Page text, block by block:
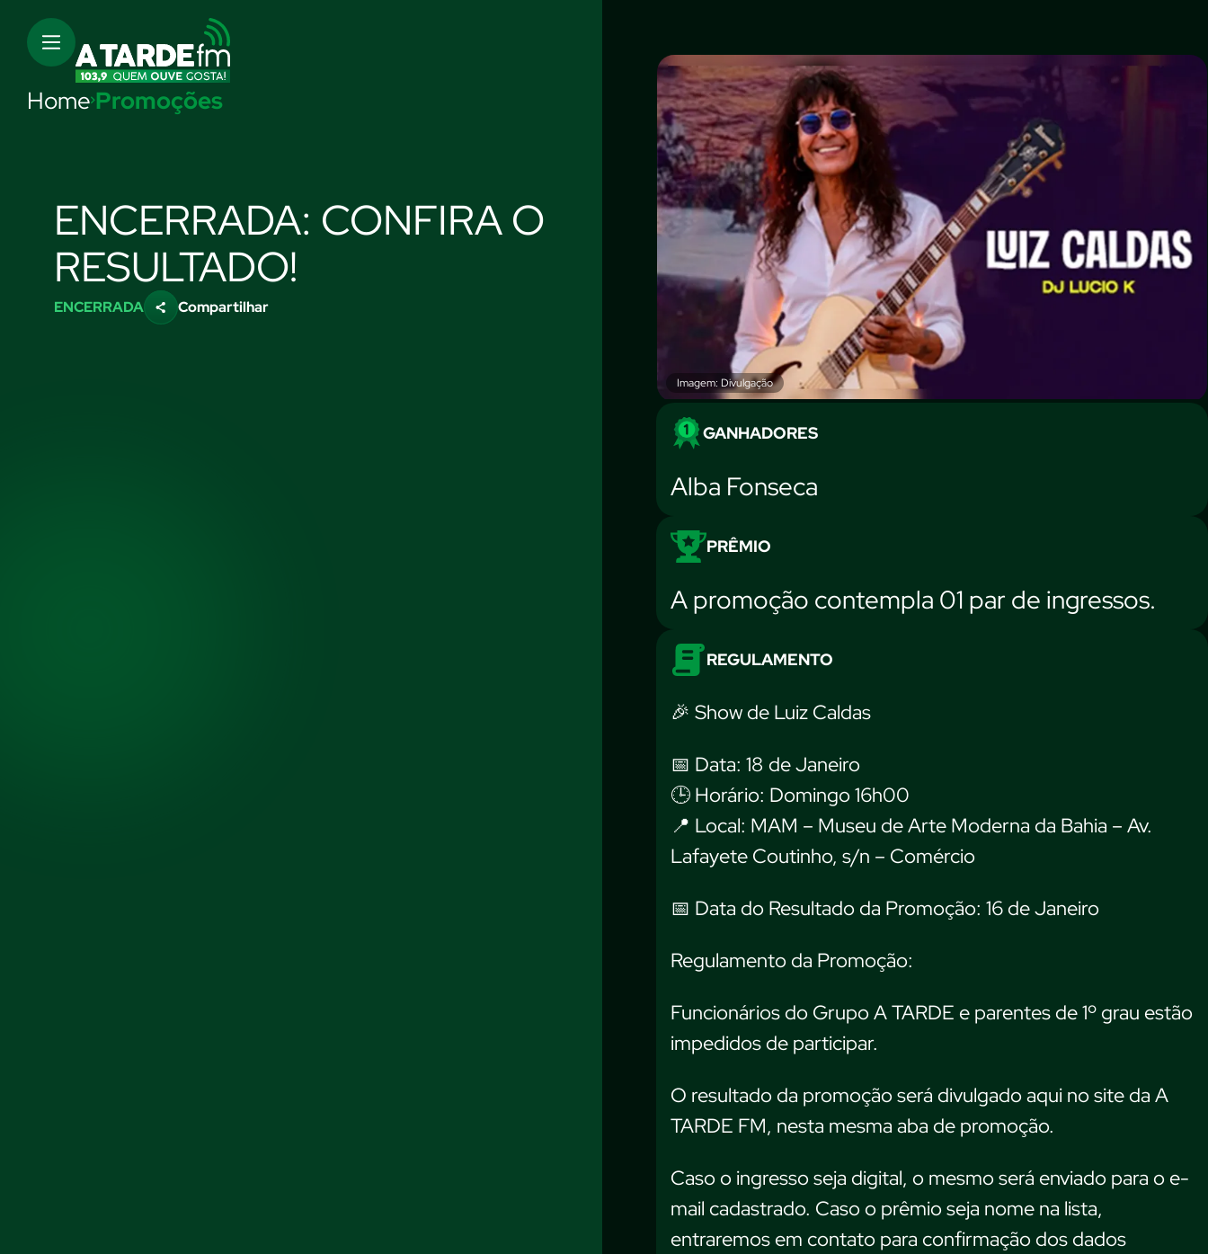
Home Promoções
ENCERRADA: CONFIRA O
RESULTADO!
ENCERRADA Compartilhar
Imagem: Divulgação
GANHADORES
Alba Fonseca
PRÊMIO
A promoção contempla 01 par de ingressos.
REGULAMENTO
🎉 Show de Luiz Caldas
📅 Data: 18 de Janeiro
🕒 Horário: Domingo 16h00
📍 Local: MAM – Museu de Arte Moderna da Bahia – Av.
Lafayete Coutinho, s/n – Comércio
📅 Data do Resultado da Promoção: 16 de Janeiro
Regulamento da Promoção:
Funcionários do Grupo A TARDE e parentes de 1º grau estão
impedidos de participar.
O resultado da promoção será divulgado aqui no site da A
TARDE FM, nesta mesma aba de promoção.
Caso o ingresso seja digital, o mesmo será enviado para o e-
mail cadastrado. Caso o prêmio seja nome na lista,
entraremos em contato para confirmação dos dados